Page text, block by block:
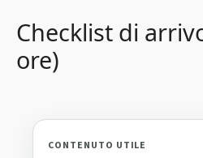
Checklist di
ore)
CONTENUTO UTILE